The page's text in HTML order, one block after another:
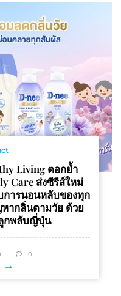
Living ตอกย้ำ
Care ส่งซีรีส์ใหม่
การนอนหลับของทุก
ากลิ่นตามวัย ด้วย
กพลับญี่ปุ่น
0